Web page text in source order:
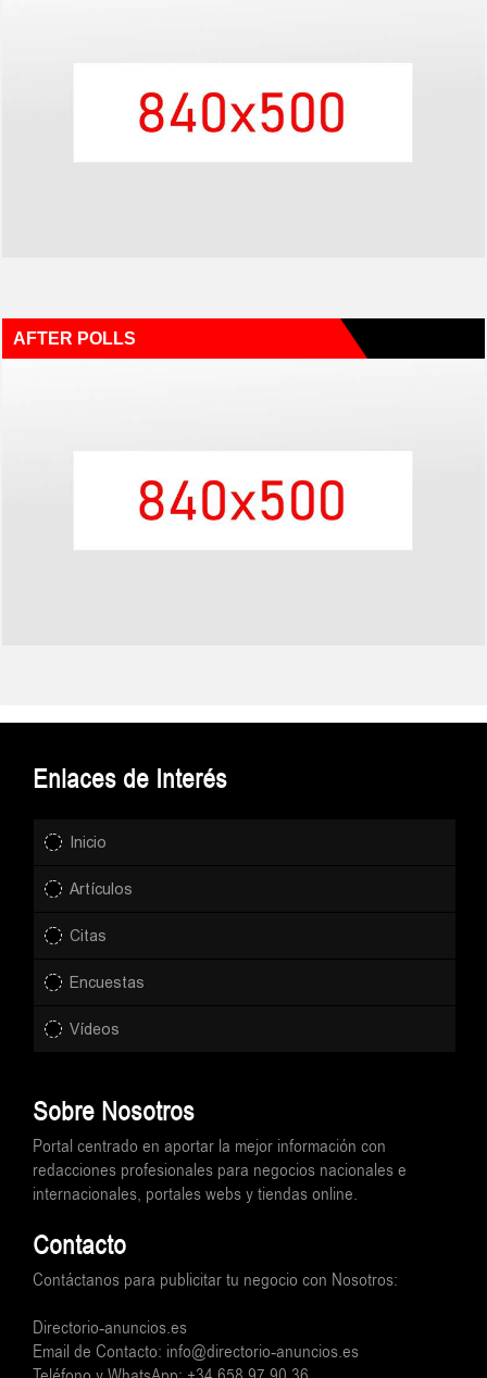
AFTER POLLS
Enlaces de Interés
Inicio
Artículos
Citas
Encuestas
Vídeos
Sobre Nosotros
Portal centrado en aportar la mejor información con
redacciones profesionales para negocios nacionales e
internacionales, portales webs y tiendas online.
Contacto
Contáctanos para publicitar tu negocio con Nosotros:
Directorio-anuncios.es
Email de Contacto: info@directorio-anuncios.es